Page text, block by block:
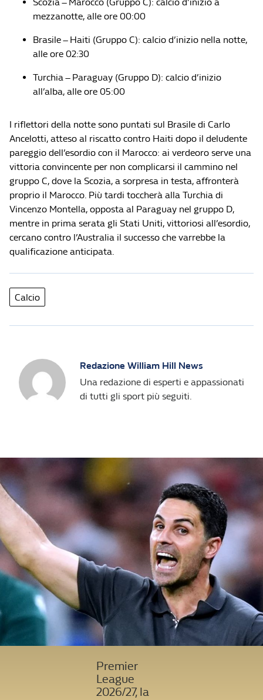
mezzanotte, alle ore 00:00
Brasile – Haiti (Gruppo C): calcio d’inizio nella notte,
alle ore 02:30
Turchia – Paraguay (Gruppo D): calcio d’inizio
all’alba, alle ore 05:00
I riflettori della notte sono puntati sul Brasile di Carlo
Ancelotti, atteso al riscatto contro Haiti dopo il deludente
pareggio dell’esordio con il Marocco: ai verdeoro serve una
vittoria convincente per non complicarsi il cammino nel
gruppo C, dove la Scozia, a sorpresa in testa, affronterà
proprio il Marocco. Più tardi toccherà alla Turchia di
Vincenzo Montella, opposta al Paraguay nel gruppo D,
mentre in prima serata gli Stati Uniti, vittoriosi all’esordio,
cercano contro l’Australia il successo che varrebbe la
qualificazione anticipata.
Calcio
Redazione William Hill News
Una redazione di esperti e appassionati
di tutti gli sport più seguiti.
Premier
League
2026/27, la